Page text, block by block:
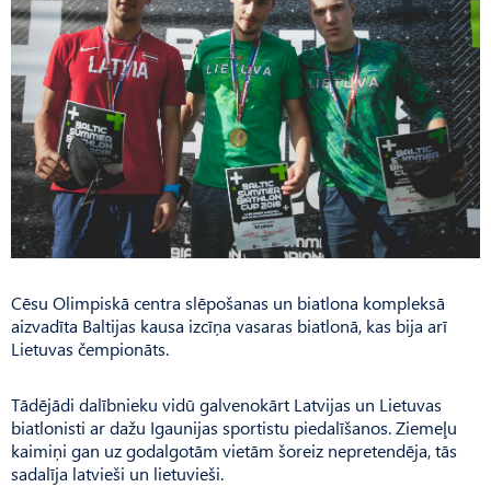
Cēsu Olimpiskā centra slēpošanas un biatlona kompleksā
aizvadīta Baltijas kausa izcīņa vasaras biatlonā, kas bija arī
Lietuvas čempionāts.
Tādējādi dalībnieku vidū galvenokārt Latvijas un Lietuvas
biatlonisti ar dažu Igaunijas sportistu piedalīšanos. Ziemeļu
kaimiņi gan uz godalgotām vietām šoreiz nepretendēja, tās
sadalīja latvieši un lietuvieši.